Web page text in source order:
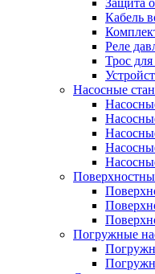
Защита
Кабель
Реле
Трос для
Насосные
Погружные